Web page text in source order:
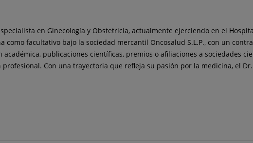
en Ginecología y Obstetricia, actualmente ejerciendo en el
como facultativo bajo la sociedad mercantil Oncosalud S.L.P., con un
publicaciones científicas, premios o afiliaciones a sociedades
Con una trayectoria que refleja su pasión por la medicina, el